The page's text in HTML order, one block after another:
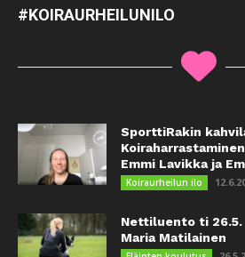
#KOIRAURHEILUNILO
SporttiRakin
Emmi Lavikka ja
Koiraurheilun ilo
Nettiluento ti 26.5.
Maria Matilainen